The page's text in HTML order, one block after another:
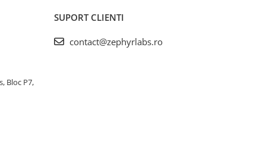
Bloc P7,
SUPORT CLIENTI
contact@zephyrlabs.ro